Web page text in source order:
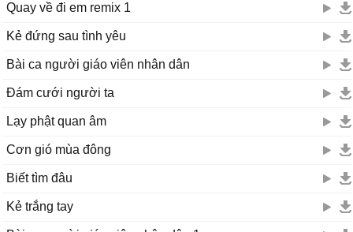
Quay về đi em remix 1
Kẻ đứng sau tình yêu
Bài ca người giáo viên nhân dân
Đám cưới người ta
Lạy phật quan âm
Cơn gió mùa đông
Biết tìm đâu
Kẻ trắng tay